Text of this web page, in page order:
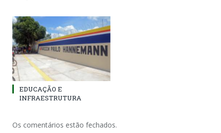
EDUCAÇÃO E
INFRAESTRUTURA
Os comentários estão fechados.